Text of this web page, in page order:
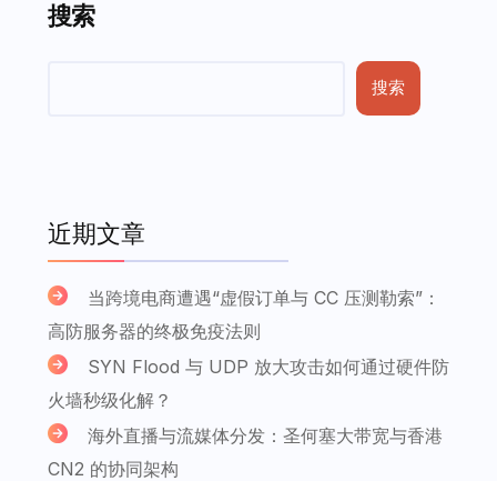
搜索
搜索
近期文章
当跨境电商遭遇“虚假订单与 CC 压测勒索”：
高防服务器的终极免疫法则
SYN Flood 与 UDP 放大攻击如何通过硬件防
火墙秒级化解？
海外直播与流媒体分发：圣何塞大带宽与香港
CN2 的协同架构